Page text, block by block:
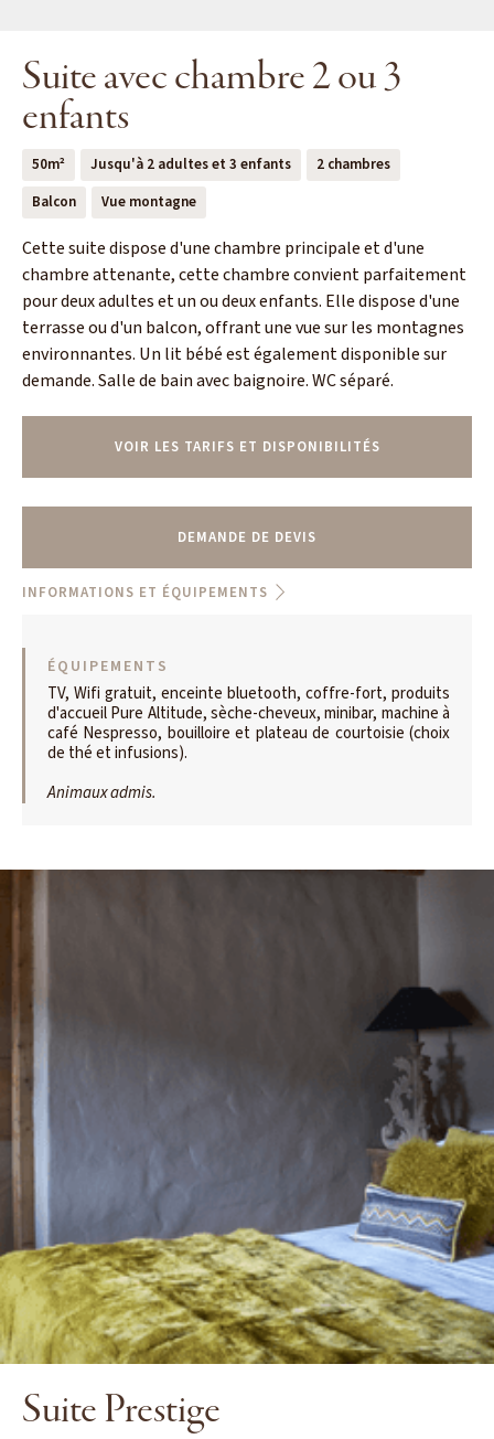
Suite avec chambre 2 ou 3
enfants
50m² Jusqu'à 2 adultes et 3 enfants
2 chambres
Balcon
Vue montagne
Cette suite dispose d'une chambre principale et d'une
chambre attenante, cette chambre convient parfaitement
pour deux adultes et un ou deux enfants. Elle dispose d'une
terrasse ou d'un balcon, offrant une vue sur les montagnes
environnantes. Un lit bébé est également disponible sur
demande. Salle de bain avec baignoire. WC séparé.
VOIR LES TARIFS ET DISPONIBILITÉS
DEMANDE DE DEVIS
INFORMATIONS ET ÉQUIPEMENTS
ÉQUIPEMENTS
TV, Wifi gratuit, enceinte bluetooth, coffre-fort, produits
d'accueil Pure Altitude, sèche-cheveux, minibar, machine à
café Nespresso, bouilloire et plateau de courtoisie (choix
de thé et infusions).
Animaux admis.
Suite Prestige